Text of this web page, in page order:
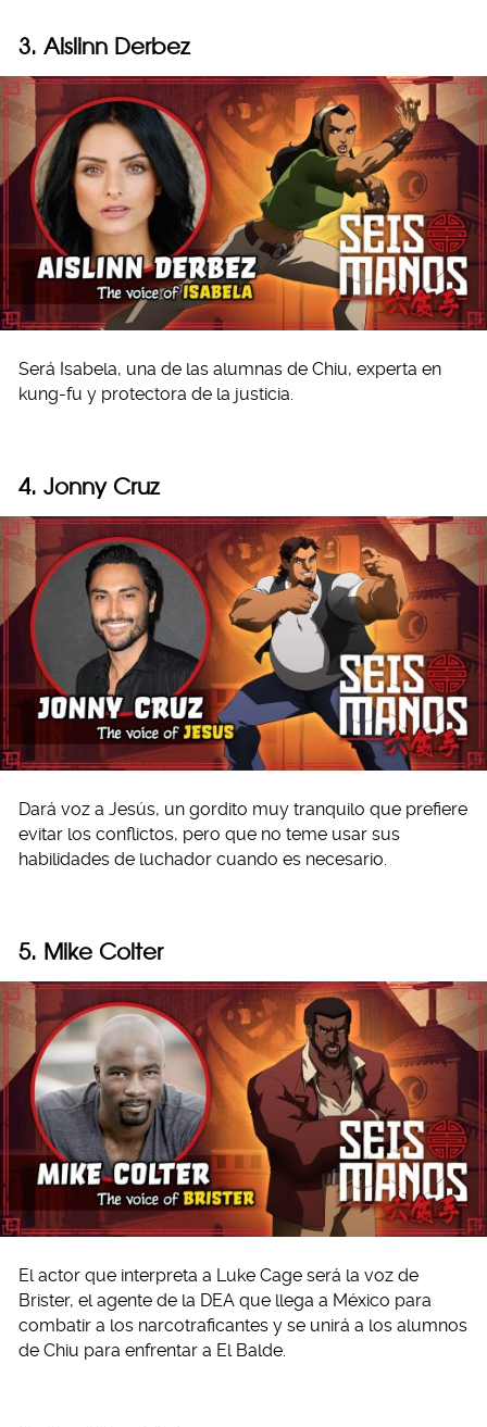
3. Aislinn Derbez
Será Isabela, una de las alumnas de Chiu, experta en
kung-fu y protectora de la justicia.
4. Jonny Cruz
Dará voz a Jesús, un gordito muy tranquilo que prefiere
evitar los conflictos, pero que no teme usar sus
habilidades de luchador cuando es necesario.
5. Mike Colter
El actor que interpreta a Luke Cage será la voz de
Brister, el agente de la DEA que llega a México para
combatir a los narcotraficantes y se unirá a los alumnos
de Chiu para enfrentar a El Balde.